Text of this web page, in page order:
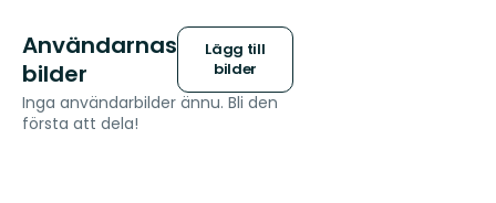
Användarnas
bilder
Lägg till
bilder
Inga användarbilder ännu. Bli den
första att dela!